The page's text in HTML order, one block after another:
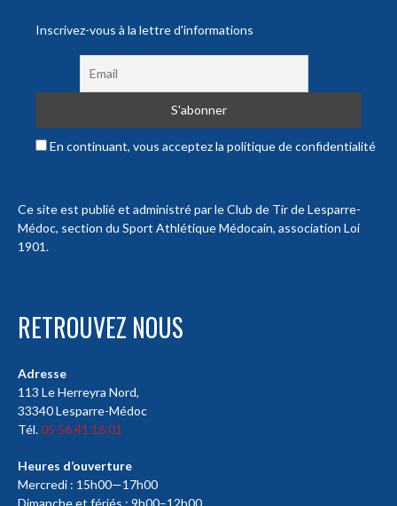
Inscrivez-vous à la lettre d'informations
En continuant, vous acceptez la politique de confidentialité
Ce site est publié et administré par le Club de Tir de Lesparre-
Médoc, section du Sport Athlétique Médocain, association Loi
1901.
RETROUVEZ NOUS
Adresse
113 Le Herreyra Nord,
33340 Lesparre-Médoc
Tél.05 56 41 16 01
Heures d’ouverture
Mercredi : 15h00—17h00
Dimanche et fériés : 9h00–12h00